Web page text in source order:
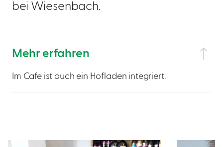
bei Wiesenbach.
Mehr erfahren
Im Cafe ist auch ein Hofladen integriert.